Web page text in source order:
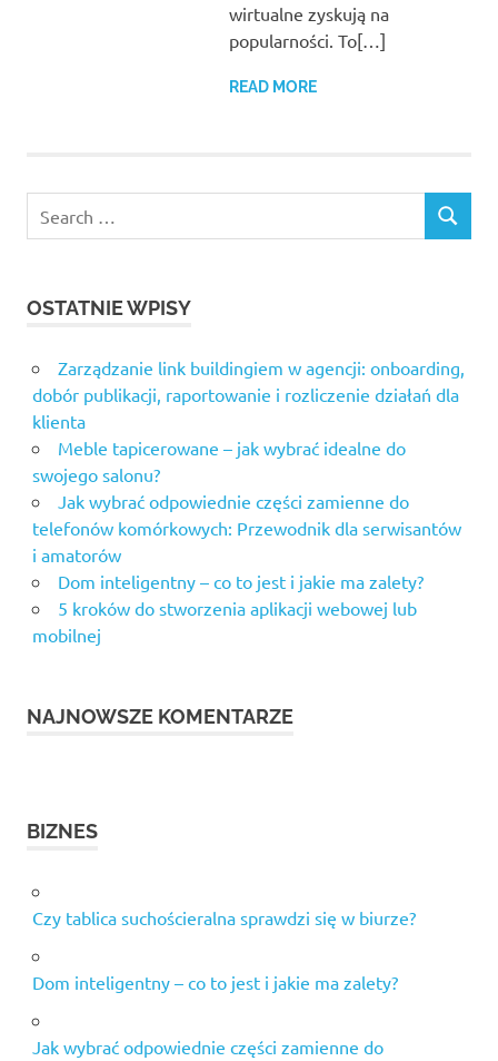
wirtualne zyskują na
popularności. To[…]
READ MORE
for:
SEARCH
OSTATNIE WPISY
Zarządzanie link buildingiem w agencji: onboarding,
dobór publikacji, raportowanie i rozliczenie działań dla
klienta
Meble tapicerowane – jak wybrać idealne do
swojego salonu?
Jak wybrać odpowiednie części zamienne do
telefonów komórkowych: Przewodnik dla serwisantów
i amatorów
Dom inteligentny – co to jest i jakie ma zalety?
5 kroków do stworzenia aplikacji webowej lub
mobilnej
NAJNOWSZE KOMENTARZE
BIZNES
Czy tablica suchościeralna sprawdzi się w biurze?
Dom inteligentny – co to jest i jakie ma zalety?
Jak wybrać odpowiednie części zamienne do